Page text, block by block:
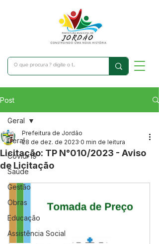
Post
Geral
Covid-19
Saúde
Gestão
Obras
Educação
Assistência Social
Geral
Licitação: TP N°010/2023 - Aviso
de Licitação
Prefeitura de Jordão
28 de dez. de 2023 0 min de leitura